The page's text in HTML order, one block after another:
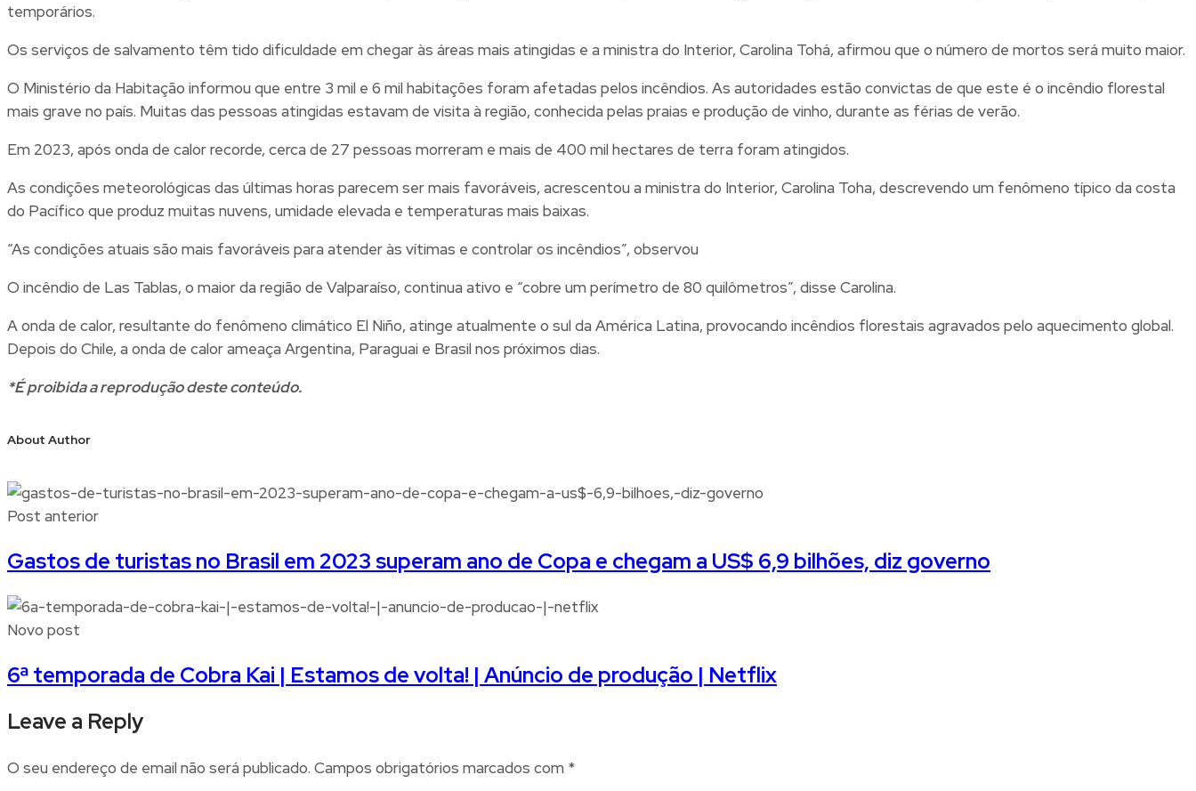
temporários.
Os serviços de salvamento têm tido dificuldade em chegar às áreas mais atingidas e a ministra do Interior, Carolina Tohá, afirmou que o número de mortos será muito maior.
O Ministério da Habitação informou que entre 3 mil e 6 mil habitações foram afetadas pelos incêndios. As autoridades estão convictas de que este é o incêndio florestal
mais grave no país. Muitas das pessoas atingidas estavam de visita à região, conhecida pelas praias e produção de vinho, durante as férias de verão.
Em 2023, após onda de calor recorde, cerca de 27 pessoas morreram e mais de 400 mil hectares de terra foram atingidos.
As condições meteorológicas das últimas horas parecem ser mais favoráveis, acrescentou a ministra do Interior, Carolina Toha, descrevendo um fenômeno típico da costa
do Pacífico que produz muitas nuvens, umidade elevada e temperaturas mais baixas.
“As condições atuais são mais favoráveis para atender às vítimas e controlar os incêndios”, observou
O incêndio de Las Tablas, o maior da região de Valparaíso, continua ativo e “cobre um perímetro de 80 quilômetros”, disse Carolina.
A onda de calor, resultante do fenômeno climático El Niño, atinge atualmente o sul da América Latina, provocando incêndios florestais agravados pelo aquecimento global.
Depois do Chile, a onda de calor ameaça Argentina, Paraguai e Brasil nos próximos dias.
*É proibida a reprodução deste conteúdo.
About Author
Post anterior
Gastos de turistas no Brasil em 2023 superam ano de Copa e chegam a US$ 6,9 bilhões, diz governo
Novo post
6ª temporada de Cobra Kai | Estamos de volta! | Anúncio de produção | Netflix
Leave a Reply
O seu endereço de email não será publicado. Campos obrigatórios marcados com *